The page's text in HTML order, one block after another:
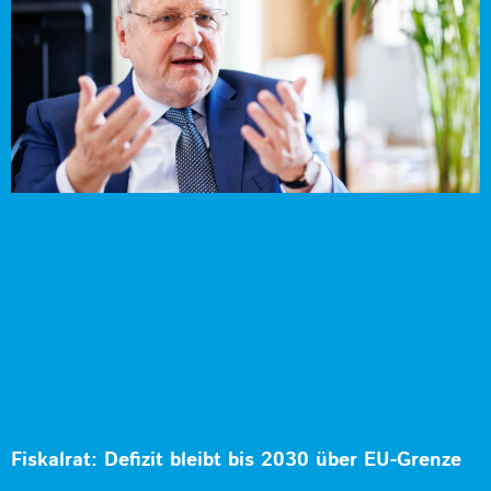
Fiskalrat: Defizit bleibt bis 2030 über EU-Grenze